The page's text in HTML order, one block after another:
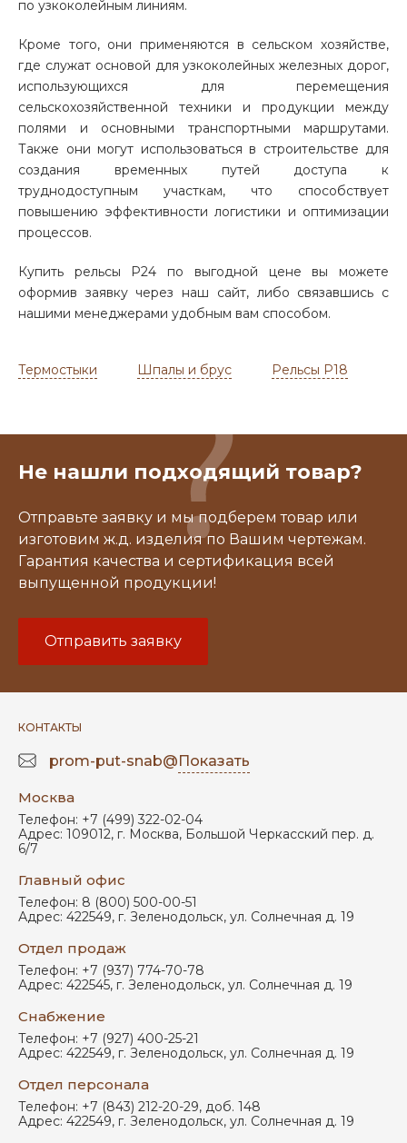
по узкоколейным линиям.
Кроме того, они применяются в сельском хозяйстве,
где служат основой для узкоколейных железных дорог,
использующихся для перемещения
сельскохозяйственной техники и продукции между
полями и основными транспортными маршрутами.
Также они могут использоваться в строительстве для
создания временных путей доступа к
труднодоступным участкам, что способствует
повышению эффективности логистики и оптимизации
процессов.
Купить рельсы Р24 по выгодной цене вы можете
оформив заявку через наш сайт, либо связавшись с
нашими менеджерами удобным вам способом.
Термостыки Шпалы и брус Рельсы Р18
Не нашли подходящий товар?
Отправьте заявку и мы подберем товар или
изготовим ж.д. изделия по Вашим чертежам.
Гарантия качества и сертификация всей
выпущенной продукции!
Отправить заявку
КОНТАКТЫ
prom-put-snab@Показать
Москва
Телефон: +7 (499) 322-02-04
Адрес: 109012, г. Москва, Большой Черкасский пер. д.
6/7
Главный офис
Телефон: 8 (800) 500-00-51
Адрес: 422549, г. Зеленодольск, ул. Солнечная д. 19
Отдел продаж
Телефон: +7 (937) 774-70-78
Адрес: 422545, г. Зеленодольск, ул. Солнечная д. 19
Снабжение
Телефон: +7 (927) 400-25-21
Адрес: 422549, г. Зеленодольск, ул. Солнечная д. 19
Отдел персонала
Телефон: +7 (843) 212-20-29, доб. 148
Адрес: 422549, г. Зеленодольск, ул. Солнечная д. 19